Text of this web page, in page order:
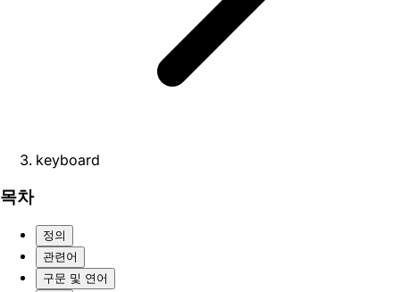
keyboard
목차
정의
관련어
구문 및 연어